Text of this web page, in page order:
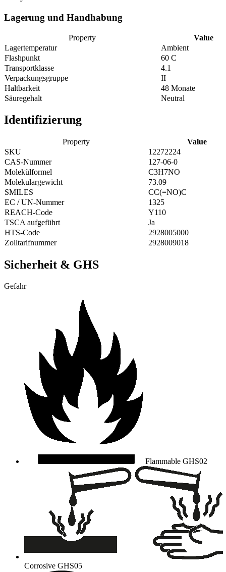
Lagerung und Handhabung
Property
Value
Lagertemperatur
Ambient
Flashpunkt
60 C
Transportklasse
4.1
Verpackungsgruppe
II
Haltbarkeit
48 Monate
Säuregehalt
Neutral
Identifizierung
Property
Value
SKU
12272224
CAS-Nummer
127-06-0
Molekülformel
C3H7NO
Molekulargewicht
73.09
SMILES
CC(=NO)C
EC / UN-Nummer
1325
REACH-Code
Y110
TSCA aufgeführt
Ja
HTS-Code
2928005000
Zolltarifnummer
2928009018
Sicherheit & GHS
Gefahr
Flammable GHS02
Corrosive GHS05